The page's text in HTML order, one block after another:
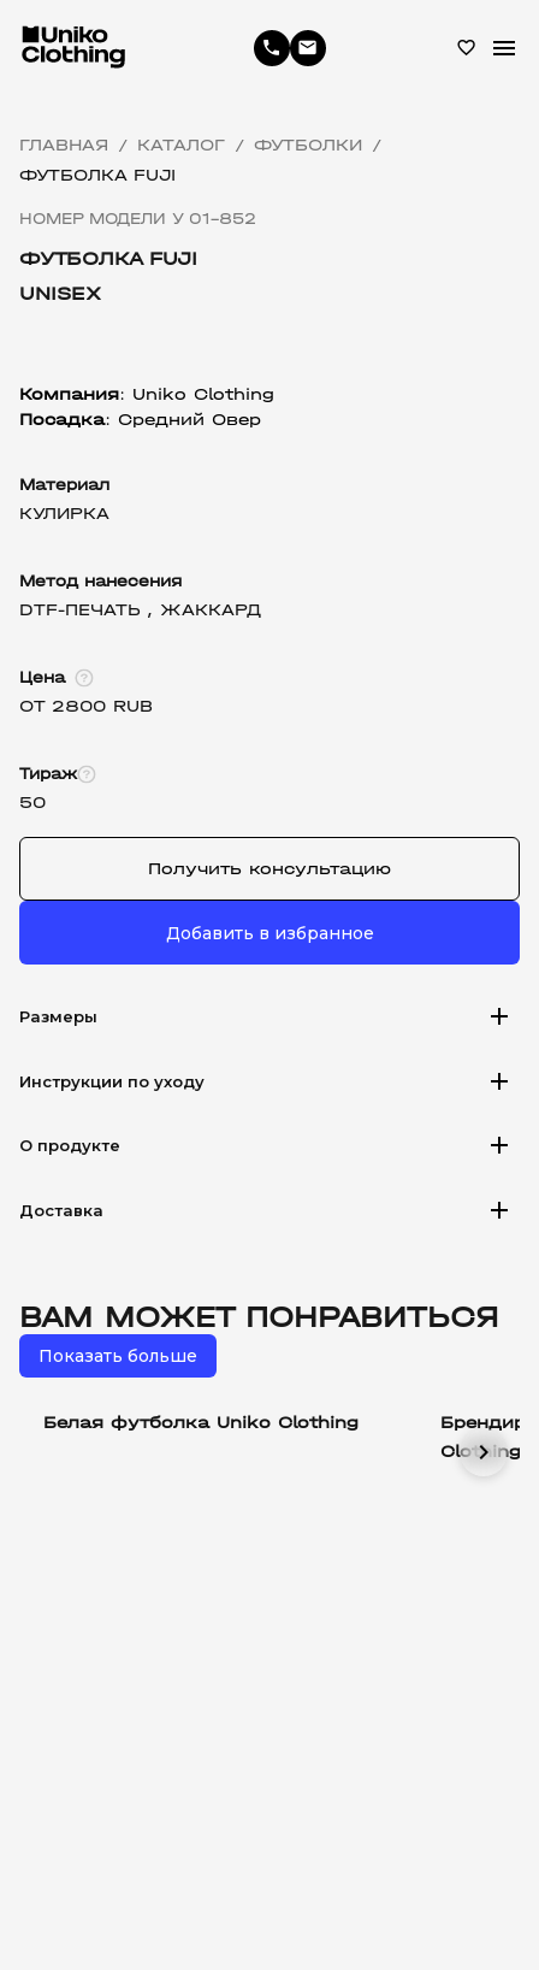
phone email favorite_border menu
ГЛАВНАЯ / КАТАЛОГ / ФУТБОЛКИ /
ФУТБОЛКА FUJI
НОМЕР МОДЕЛИ У 01-852
ФУТБОЛКА FUJI
UNISEX
Компания: Uniko Clothing
Посадка: Средний Овер
Материал
КУЛИРКА
Метод нанесения
DTF-ПЕЧАТЬ , ЖАККАРД
Цена
ОТ 2800 RUB
Тираж
50
Получить консультацию
Добавить в избранное
Размеры add
Инструкции по уходу add
О продукте add
Доставка add
ВАМ МОЖЕТ ПОНРАВИТЬСЯ
Показать больше
Белая футболка Uniko Clothing
Clothing
chevron_right